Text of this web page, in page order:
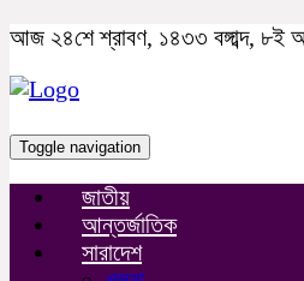
আজ ২৪শে শ্রাবণ, ১৪৩৩ বঙ্গাব্দ, ৮ই
Toggle navigation
জাতীয়
আন্তর্জাতিক
সারাদেশ